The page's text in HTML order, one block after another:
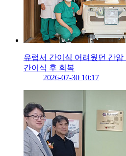
유럽서 간이식 어려웠던 간
간이식 후 회복
2026-07-30 10:17